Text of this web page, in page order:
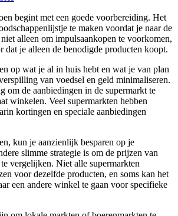
begint met een goede voorbereiding. Het
te maken voordat je naar de
alleen om impulsaankopen te voorkomen,
dat je alleen de benodigde producten koopt.
op wat je al in huis hebt en wat je van plan
van voedsel en geld minimaliseren.
om de aanbiedingen in de supermarkt te
winkelen. Veel supermarkten hebben
kortingen en speciale aanbiedingen
kun je aanzienlijk besparen op je
slimme strategie is om de prijzen van
vergelijken. Niet alle supermarkten
voor dezelfde producten, en soms kan het
een andere winkel te gaan voor specifieke